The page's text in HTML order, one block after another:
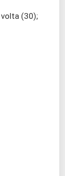
volta (30);